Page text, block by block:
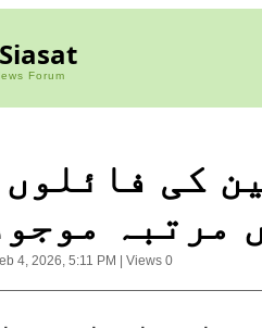
Forum
کی
مرتبہ
4, 2026, 5:11 PM Views 0